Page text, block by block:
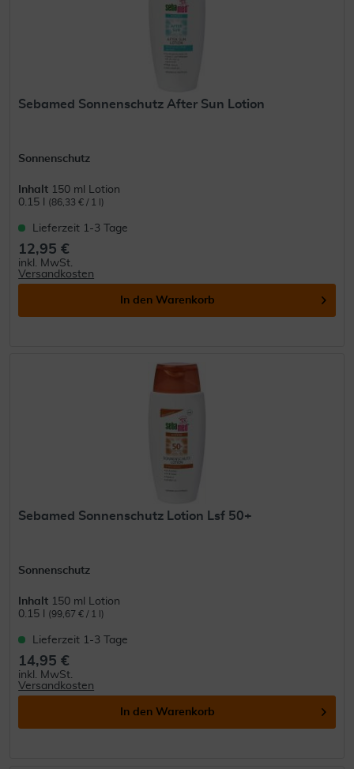
Sebamed Sonnenschutz After Sun Lotion
Sonnenschutz
Inhalt 150 ml Lotion
0.15 l
(86,33 € / 1 l)
Lieferzeit 1-3 Tage
12,95 €
inkl. MwSt.
Versandkosten
In den Warenkorb
Sebamed Sonnenschutz Lotion Lsf 50+
Sonnenschutz
Inhalt 150 ml Lotion
0.15 l
(99,67 € / 1 l)
Lieferzeit 1-3 Tage
14,95 €
inkl. MwSt.
Versandkosten
In den Warenkorb